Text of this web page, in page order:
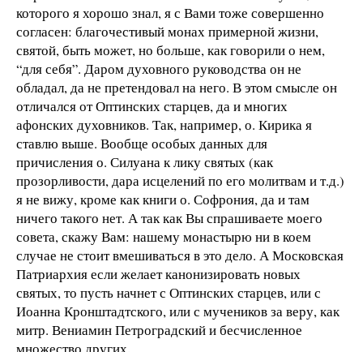
которого я хорошо знал, я с Вами тоже совершенно
согласен: благочестивый монах примерной жизни,
святой, быть может, но больше, как говорили о нем,
“для себя”. Даром духовного руководства он не
обладал, да не претендовал на него. В этом смысле он
отличался от Оптинских старцев, да и многих
афонских духовников. Так, например, о. Кирика я
ставлю выше. Вообще особых данных для
причисления о. Силуана к лику святых (как
прозорливости, дара исцелений по его молитвам и т.д.)
я не вижу, кроме как книги о. Софрония, да и там
ничего такого нет. А так как Вы спрашиваете моего
совета, скажу Вам: нашему монастырю ни в коем
случае не стоит вмешиваться в это дело. А Московская
Патриархия если желает канонизировать новых
святых, то пусть начнет с Оптинских старцев, или с
Иоанна Кронштадтского, или с мучеников за веру, как
митр. Вениамин Петроградский и бесчисленное
множество других.